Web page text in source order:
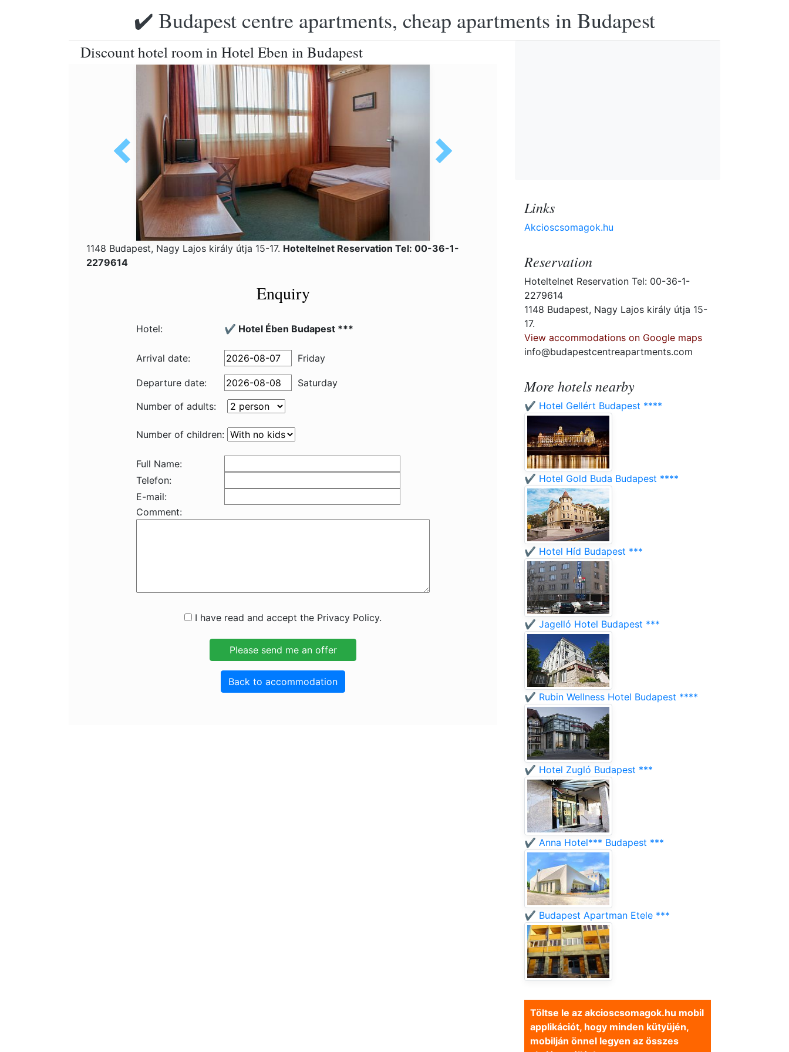
✔️ Budapest centre apartments, cheap apartments in Budapest
Discount hotel room in Hotel Eben in Budapest
1148 Budapest, Nagy Lajos király útja 15-17. Hoteltelnet Reservation Tel: 00-36-1-
2279614
Enquiry
Hotel: ✔️ Hotel Ében Budapest ***
Arrival date: Friday
Departure date:
Saturday
Number of adults:
Number of children:
Full Name:
Telefon:
E-mail:
Comment:
I have read and accept the Privacy Policy.
Back to accommodation
Links
Akcioscsomagok.hu
Reservation
Hoteltelnet Reservation Tel: 00-36-1-
2279614
1148 Budapest, Nagy Lajos király útja 15-
17.
View accommodations on Google maps
info@budapestcentreapartments.com
More hotels nearby
✔️ Hotel Gellért Budapest ****
✔️ Hotel Gold Buda Budapest ****
✔️ Hotel Híd Budapest ***
✔️ Jagelló Hotel Budapest ***
✔️ Rubin Wellness Hotel Budapest ****
✔️ Hotel Zugló Budapest ***
✔️ Anna Hotel*** Budapest ***
✔️ Budapest Apartman Etele ***
Töltse le az akcioscsomagok.hu mobil
applikációt, hogy minden kütyüjén,
mobilján önnel legyen az összes